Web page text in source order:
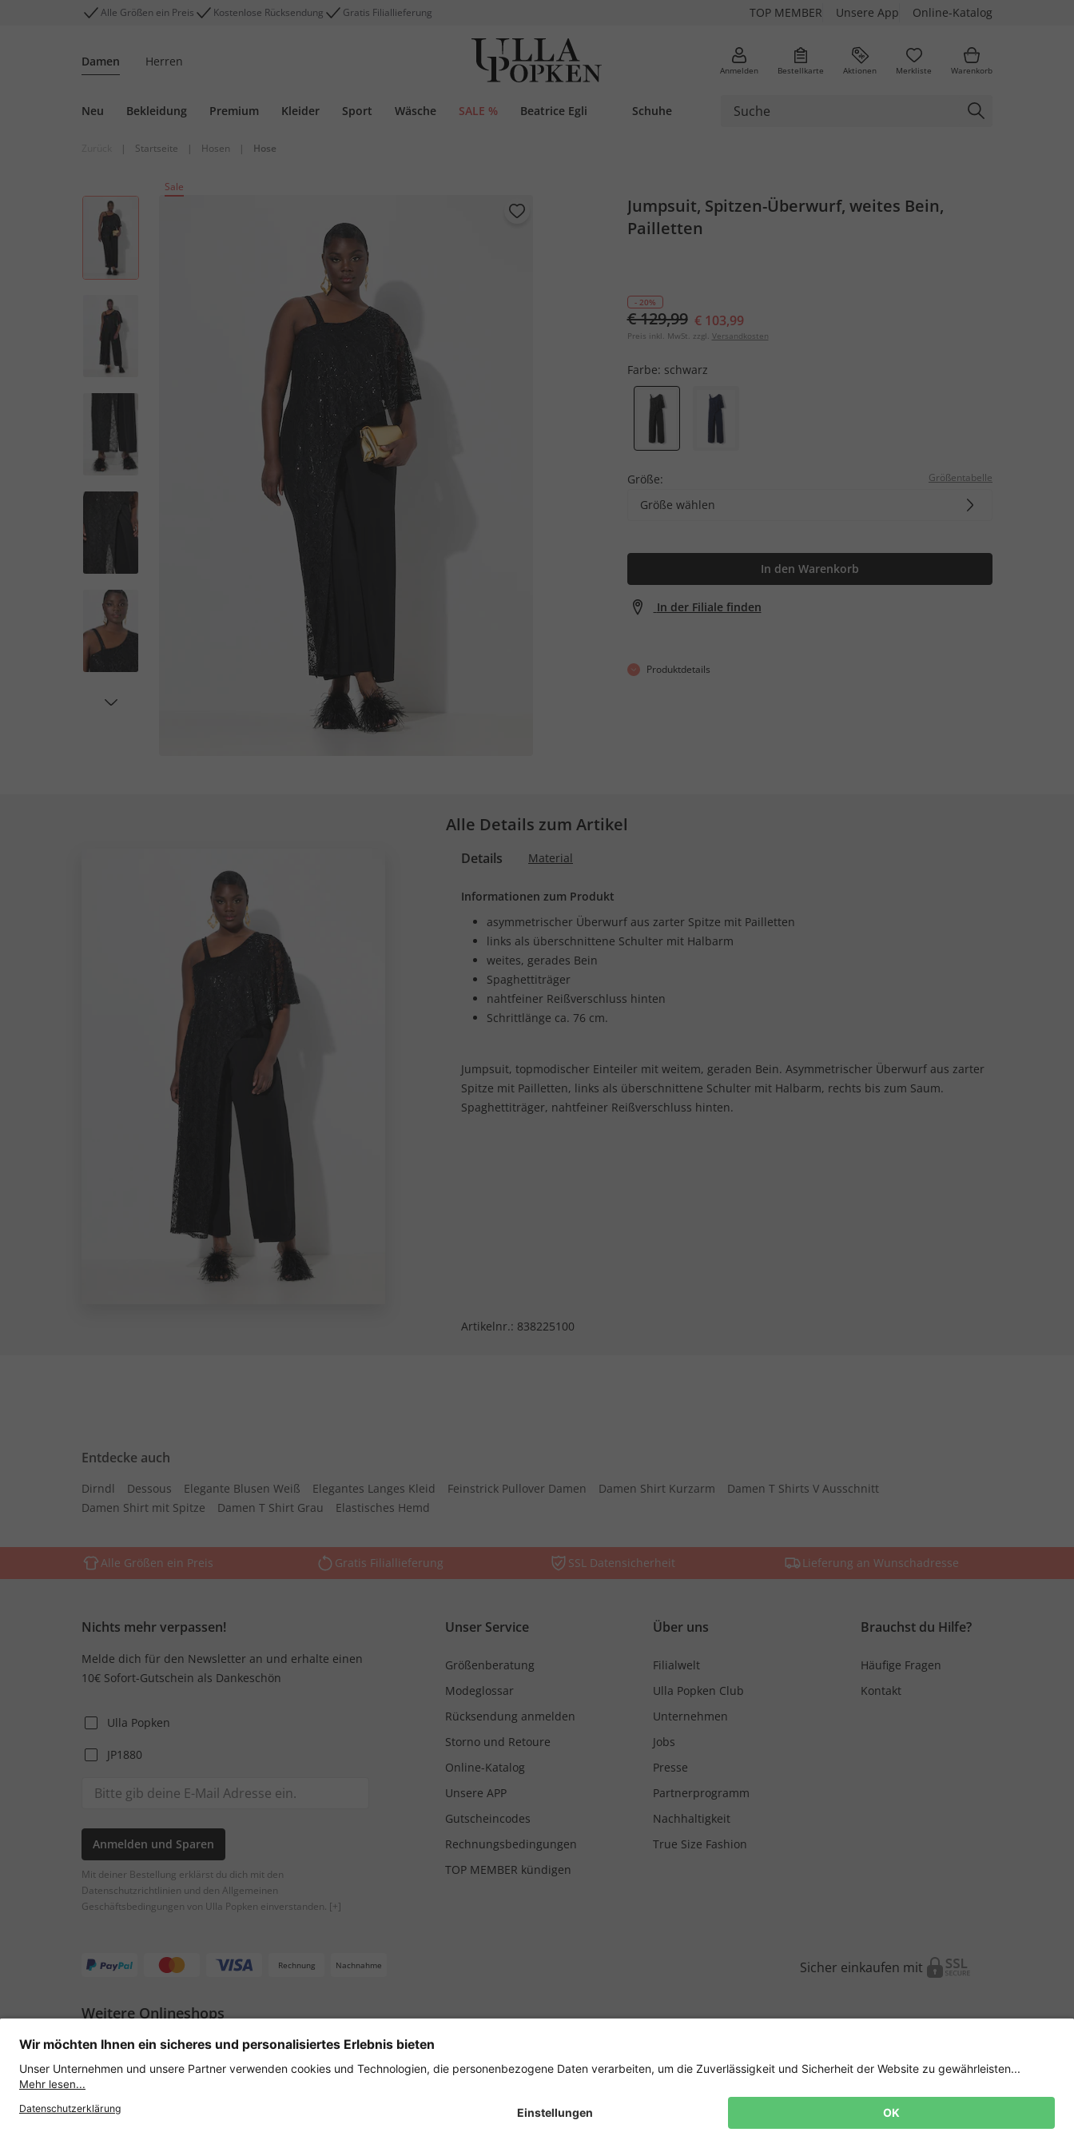
Alle Größen ein Preis Kostenlose Rücksendung Gratis Filiallieferung TOP MEMBER Unsere App Online-Katalog
Damen Herren
Anmelden Bestellkarte Aktionen Merkliste Warenkorb
Neu Bekleidung Premium Kleider Sport Wäsche SALE % Beatrice Egli Schuhe
| Startseite | Hosen | Hose
Sale
Jumpsuit, Spitzen-Überwurf, weites Bein,
Pailletten
- 20%
€ 129,99 € 103,99
Preis inkl. MwSt. zzgl. Versandkosten
Farbe: schwarz
Größe: Größentabelle
Größe wählen
In den Warenkorb
In der Filiale finden
Produktdetails
Alle Details zum Artikel
Details Material
Informationen zum Produkt
asymmetrischer Überwurf aus zarter Spitze mit Pailletten
links als überschnittene Schulter mit Halbarm
weites, gerades Bein
Spaghettiträger
nahtfeiner Reißverschluss hinten
Schrittlänge ca. 76 cm.
Jumpsuit, topmodischer Einteiler mit weitem, geraden Bein. Asymmetrischer Überwurf aus zarter
Spitze mit Pailletten, links als überschnittene Schulter mit Halbarm, rechts bis zum Saum.
Spaghettiträger, nahtfeiner Reißverschluss hinten.
Artikelnr.: 838225100
Entdecke auch
Dirndl Dessous Elegante Blusen Weiß Elegantes Langes Kleid Feinstrick Pullover Damen Damen Shirt Kurzarm
Damen T Shirts V Ausschnitt
Damen Shirt mit Spitze
Damen T Shirt Grau Elastisches Hemd
Alle Größen ein Preis Gratis Filiallieferung SSL Datensicherheit Lieferung an Wunschadresse
Nichts mehr verpassen!
Melde dich für den Newsletter an und erhalte einen
10€ Sofort-Gutschein als Dankeschön
Ulla Popken
JP1880
Anmelden und Sparen
Mit deiner Bestellung erklärst du dich mit den
Datenschutzrichtlinien und den Allgemeinen
Geschäftsbedingungen von Ulla Popken einverstanden. [+]
Unser Service
Größenberatung
Modeglossar
Rücksendung anmelden
Storno und Retoure
Online-Katalog
Unsere APP
Gutscheincodes
Rechnungsbedingungen
TOP MEMBER kündigen
Über uns
Filialwelt
Ulla Popken Club
Unternehmen
Jobs
Presse
Partnerprogramm
Nachhaltigkeit
True Size Fashion
Brauchst du Hilfe?
Häufige Fragen
Kontakt
Rechnung Nachnahme Sicher einkaufen mit
Weitere Onlineshops
Österreich